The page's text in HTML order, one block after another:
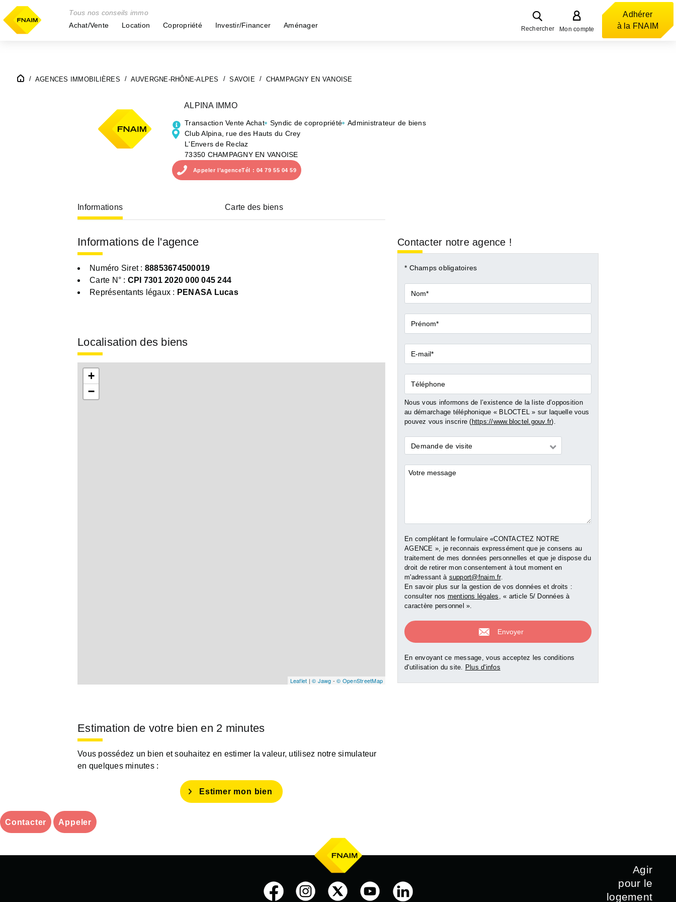
Tous nos conseils immo
Achat/Vente
Location Copropriété Investir/Financer Aménager Rechercher Mon compte
Adhérer
à la FNAIM
AGENCES IMMOBILIÈRES AUVERGNE-RHÔNE-ALPES SAVOIE CHAMPAGNY EN VANOISE
ALPINA IMMO
Transaction Vente Achat Syndic de copropriété
Administrateur de biens
Club Alpina, rue des Hauts du Crey
L'Envers de Reclaz
73350 CHAMPAGNY EN VANOISE
Appeler l’agenceTél : 04 79 55 04 59
Informations Carte des biens
Informations de l'agence
Numéro Siret : 88853674500019
Carte N° : CPI 7301 2020 000 045 244
Représentants légaux : PENASA Lucas
Localisation des biens
+
−
Leaflet | © Jawg -© OpenStreetMap
Estimation de votre bien en 2 minutes
Vous possédez un bien et souhaitez en estimer la valeur, utilisez notre simulateur
en quelques minutes :
Estimer mon bien
Contacter notre agence !
* Champs obligatoires
Nom*
Prénom*
E-
mail*
Téléphone
Nous vous informons de l’existence de la liste d’opposition
au démarchage téléphonique « BLOCTEL » sur laquelle vous
pouvez vous inscrire (https://www.bloctel.gouv.fr).
Demande
*
Demande de visite
Commentaires
En complétant le formulaire «CONTACTEZ NOTRE
AGENCE », je reconnais expressément que je consens au
traitement de mes données personnelles et que je dispose du
droit de retirer mon consentement à tout moment en
m'adressant à support@fnaim.fr.
En savoir plus sur la gestion de vos données et droits :
consulter nos mentions légales , « article 5/ Données à
caractère personnel ».
En envoyant ce message, vous acceptez les conditions
d'utilisation du site. Plus d'infos
Contacter Appeler
Agir
pour le
logement